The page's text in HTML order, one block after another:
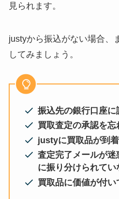
けと買
すめ？
査
ジャニ
いる？
数が多
見られます。
justyから振込がない場合、
してみましょう。
振込先の銀行口座に
買取査定の承認を
justyに買取品が到
査定完了メールが
に振り分けられてい
買取品に価値が付い